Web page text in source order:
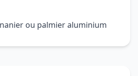
ou palmier aluminium